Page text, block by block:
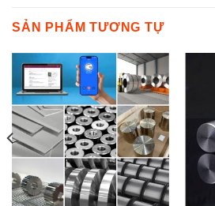
SẢN PHẨM TƯƠNG TỰ